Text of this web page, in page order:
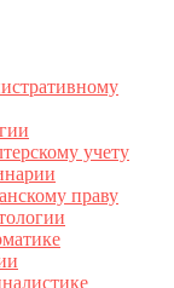
учету
праву